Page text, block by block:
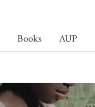
Books AUP